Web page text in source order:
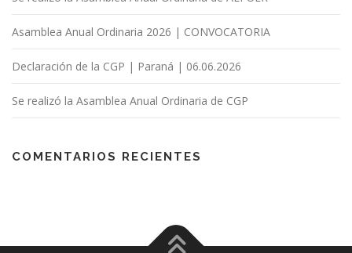
Asamblea Anual Ordinaria 2026 | CONVOCATORIA
Declaración de la CGP | Paraná | 06.06.2026
Se realizó la Asamblea Anual Ordinaria de CGP
COMENTARIOS RECIENTES